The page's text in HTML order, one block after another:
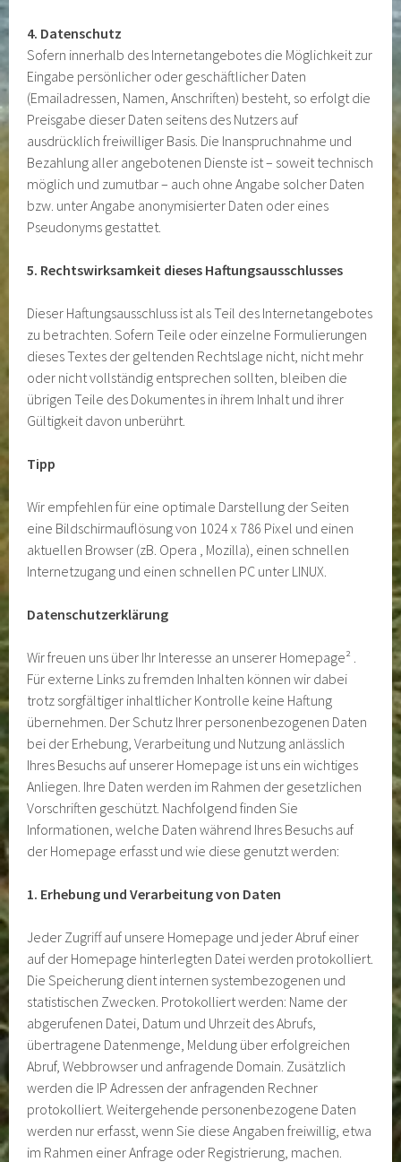
4. Datenschutz
Sofern innerhalb des Internetangebotes die Möglichkeit zur
Eingabe persönlicher oder geschäftlicher Daten
(Emailadressen, Namen, Anschriften) besteht, so erfolgt die
Preisgabe dieser Daten seitens des Nutzers auf
ausdrücklich freiwilliger Basis. Die Inanspruchnahme und
Bezahlung aller angebotenen Dienste ist – soweit technisch
möglich und zumutbar – auch ohne Angabe solcher Daten
bzw. unter Angabe anonymisierter Daten oder eines
Pseudonyms gestattet.
5. Rechtswirksamkeit dieses Haftungsausschlusses
Dieser Haftungsausschluss ist als Teil des Internetangebotes
zu betrachten. Sofern Teile oder einzelne Formulierungen
dieses Textes der geltenden Rechtslage nicht, nicht mehr
oder nicht vollständig entsprechen sollten, bleiben die
übrigen Teile des Dokumentes in ihrem Inhalt und ihrer
Gültigkeit davon unberührt.
Tipp
Wir empfehlen für eine optimale Darstellung der Seiten
eine Bildschirmauflösung von 1024 x 786 Pixel und einen
aktuellen Browser (zB. Opera , Mozilla), einen schnellen
Internetzugang und einen schnellen PC unter LINUX.
Datenschutzerklärung
Wir freuen uns über Ihr Interesse an unserer Homepage² .
Für externe Links zu fremden Inhalten können wir dabei
trotz sorgfältiger inhaltlicher Kontrolle keine Haftung
übernehmen. Der Schutz Ihrer personenbezogenen Daten
bei der Erhebung, Verarbeitung und Nutzung anlässlich
Ihres Besuchs auf unserer Homepage ist uns ein wichtiges
Anliegen. Ihre Daten werden im Rahmen der gesetzlichen
Vorschriften geschützt. Nachfolgend finden Sie
Informationen, welche Daten während Ihres Besuchs auf
der Homepage erfasst und wie diese genutzt werden:
1. Erhebung und Verarbeitung von Daten
Jeder Zugriff auf unsere Homepage und jeder Abruf einer
auf der Homepage hinterlegten Datei werden protokolliert.
Die Speicherung dient internen systembezogenen und
statistischen Zwecken. Protokolliert werden: Name der
abgerufenen Datei, Datum und Uhrzeit des Abrufs,
übertragene Datenmenge, Meldung über erfolgreichen
Abruf, Webbrowser und anfragende Domain. Zusätzlich
werden die IP Adressen der anfragenden Rechner
protokolliert. Weitergehende personenbezogene Daten
werden nur erfasst, wenn Sie diese Angaben freiwillig, etwa
im Rahmen einer Anfrage oder Registrierung, machen.